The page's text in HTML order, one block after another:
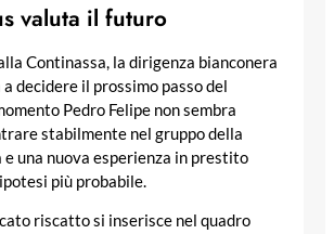
valuta il futuro
Continassa, la dirigenza bianconera
decidere il prossimo passo del
Pedro Felipe non sembra
stabilmente nel gruppo della
e una nuova esperienza in prestito
più probabile.
riscatto si inserisce nel quadro